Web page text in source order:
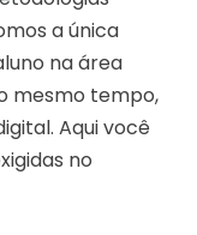
a única
na área
mesmo tempo,
Aqui você
no